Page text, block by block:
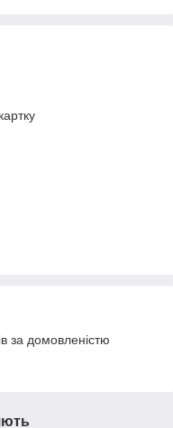
за домовленістю